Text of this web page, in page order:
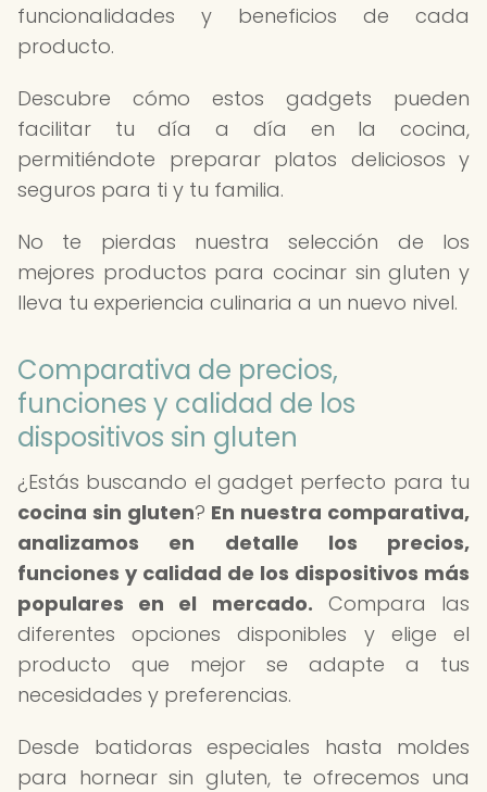
funcionalidades y beneficios de cada
producto.
Descubre cómo estos gadgets pueden
facilitar tu día a día en la cocina,
permitiéndote preparar platos deliciosos y
seguros para ti y tu familia.
No te pierdas nuestra selección de los
mejores productos para cocinar sin gluten y
lleva tu experiencia culinaria a un nuevo nivel.
Comparativa de precios,
funciones y calidad de los
dispositivos sin gluten
¿Estás buscando el gadget perfecto para tu
cocina sin gluten? En nuestra comparativa,
analizamos en detalle los precios,
funciones y calidad de los dispositivos más
populares en el mercado. Compara las
diferentes opciones disponibles y elige el
producto que mejor se adapte a tus
necesidades y preferencias.
Desde batidoras especiales hasta moldes
para hornear sin gluten, te ofrecemos una